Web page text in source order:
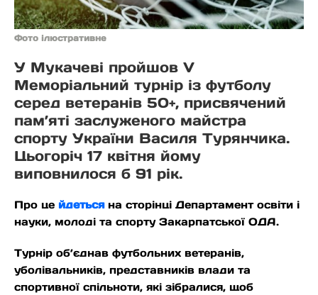
Фото ілюстративне
У Мукачеві пройшов V
Меморіальний турнір із футболу
серед ветеранів 50+, присвячений
пам’яті заслуженого майстра
спорту України Василя Турянчика.
Цьогоріч 17 квітня йому
виповнилося б 91 рік.
Про це йдетьсяна сторінці Департамент освіти і
науки, молоді та спорту Закарпатської ОДА.
Турнір об’єднав футбольних ветеранів,
уболівальників, представників влади та
спортивної спільноти, які зібралися, щоб